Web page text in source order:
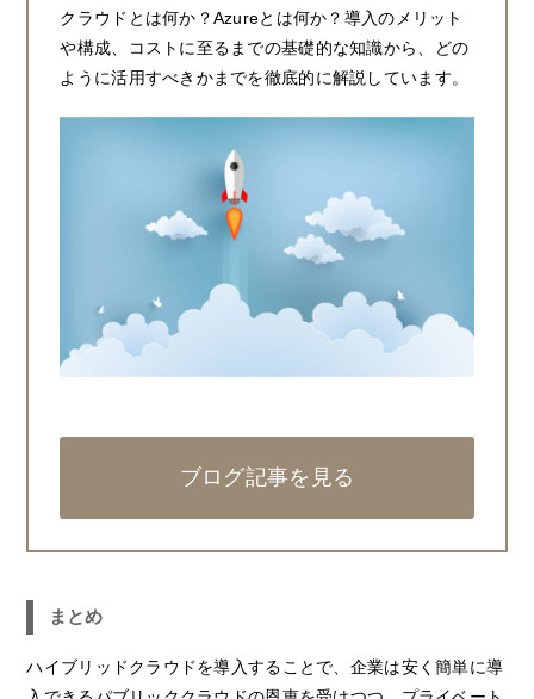
クラウドとは何か？Azureとは何か？導入のメリット
や構成、コストに至るまでの基礎的な知識から、どの
ように活用すべきかまでを徹底的に解説しています。
ブログ記事を見る
まとめ
ハイブリッドクラウドを導入することで、企業は安く簡単に導